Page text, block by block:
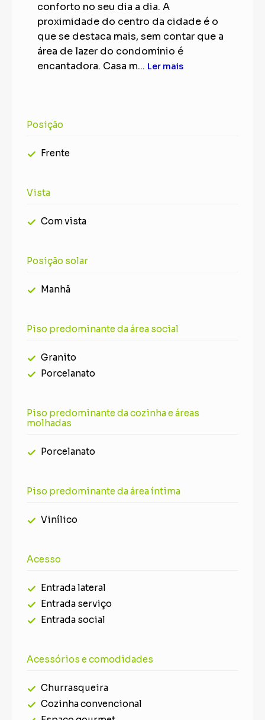
conforto no seu dia a dia. A
proximidade do centro da cidade é o
que se destaca mais, sem contar que a
área de lazer do condomínio é
encantadora. Casa m... Ler mais
Posição
Frente
Vista
Com vista
Posição solar
Manhã
Piso predominante da área social
Granito
Porcelanato
Piso predominante da cozinha e áreas
molhadas
Porcelanato
Piso predominante da área íntima
Vinílico
Acesso
Entrada lateral
Entrada serviço
Entrada social
Acessórios e comodidades
Churrasqueira
Cozinha convencional